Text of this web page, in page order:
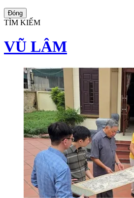
Đóng
TÌM KIẾM
VŨ LÂM